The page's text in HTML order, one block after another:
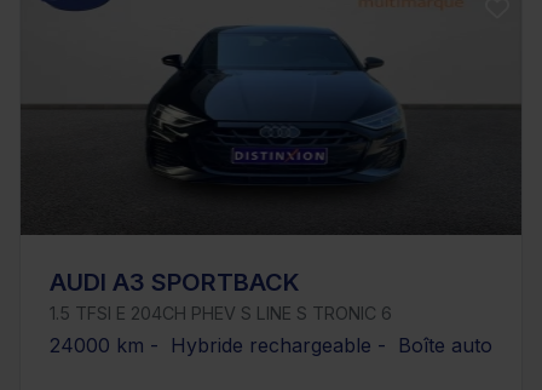
AUDI A3 SPORTBACK
1.5 TFSI E 204CH PHEV S LINE S TRONIC 6
24000 km - Hybride rechargeable - Boîte auto